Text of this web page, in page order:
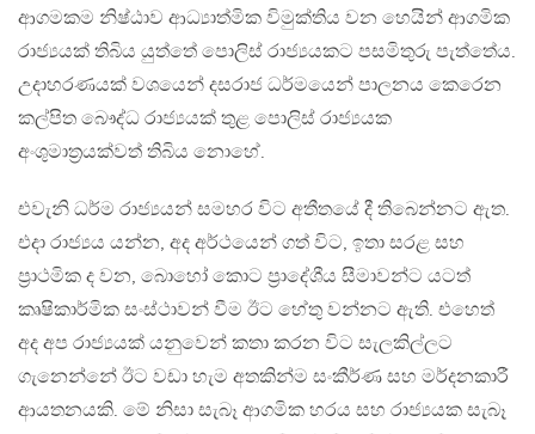
ආගමකම නිෂ්ඨාව ආධ්‍යාත්මික විමුක්තිය වන හෙයින් ආගමික
රාජ්‍යයක් තිබිය යුත්තේ පොලිස් රාජ්‍යයකට පසමිතුරු පැත්තේය.
උදාහරණයක් වශයෙන් දසරාජ ධර්මයෙන් පාලනය කෙරෙන
කල්පිත බෞද්ධ රාජ්‍යයක් තුළ පොලිස් රාජ්‍යයක
අංශුමාත‍්‍රයක්වත් තිබිය නොහේ.
එවැනි ධර්ම රාජ්‍යයන් සමහර විට අතීතයේ දී තිබෙන්නට ඇත.
එදා රාජ්‍යය යන්න, අද අර්ථයෙන් ගත් විට, ඉතා සරළ සහ
ප‍්‍රාථමික ද වන, බොහෝ කොට ප‍්‍රාදේශීය සීමාවන්ට යටත්
කෘෂිකාර්මික සංස්ථාවන් වීම ඊට හේතු වන්නට ඇති. එහෙත්
අද අප රාජ්‍යයක් යනුවෙන් කතා කරන විට සැලකිල්ලට
ගැනෙන්නේ ඊට වඩා හැම අතකින්ම සංකීර්ණ සහ මර්දනකාරී
ආයතනයකි. මේ නිසා සැබෑ ආගමික හරය සහ රාජ්‍යයක සැබෑ